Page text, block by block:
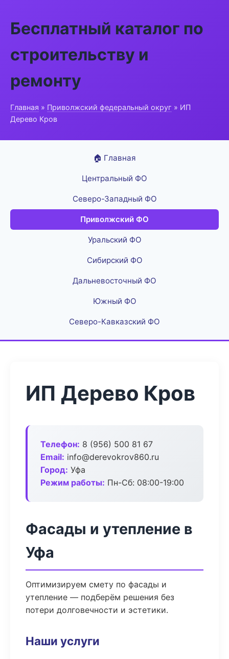
Бесплатный каталог по
строительству и
ремонту
Главная » Приволжский федеральный округ » ИП
Дерево Кров
🏠 Главная
Центральный ФО
Северо-Западный ФО
Приволжский ФО
Уральский ФО
Сибирский ФО
Дальневосточный ФО
Южный ФО
Северо-Кавказский ФО
ИП Дерево Кров
Телефон: 8 (956) 500 81 67
Email: info@derevokrov860.ru
Город: Уфа
Режим работы: Пн-Сб: 08:00-19:00
Фасады и утепление в
Уфа
Оптимизируем смету по фасады и
утепление — подберём решения без
потери долговечности и эстетики.
Наши услуги